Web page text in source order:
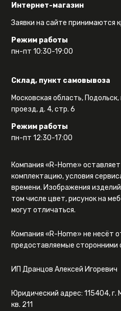
Интернет-магазин
Заявки на сайте принимаются
Режим работы
пн-пт 10:30-19:00
Склад, пункт самовывоза
Московская область,
проезд, д. 4, стр. 6
Режим работы
пн-пт 12:30-17:00
Компания «R-Home»
комплектацию, условия
времени. Изображения
том числе цвет, рисунок на
могут отличаться.
Компания «R-Home» не несёт
предоставляемые сторонними
ИП Дранцов Алексей Игоревич
Юридический адрес: 115404, г.
кв. 211